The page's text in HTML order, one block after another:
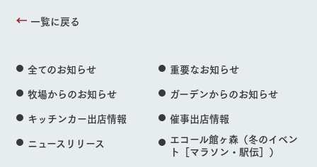
一覧に戻る
全てのお知らせ
重要なお知らせ
牧場からのお知らせ
ガーデンからのお知らせ
キッチンカー出店情報
催事出店情報
ニュースリリース
エコール館ヶ森（冬のイベン
ト［マラソン・駅伝］）